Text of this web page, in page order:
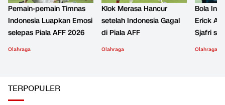
Pemain-pemain Timnas
Indonesia Luapkan Emosi
selepas Piala AFF 2026
Olahraga
Klok Merasa Hancur
setelah Indonesia Gagal
di Piala AFF
Olahraga
Bola
Erick
Sjafri
Olahraga
TERPOPULER